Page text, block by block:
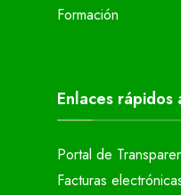
Formación
Enlaces rápidos
Portal de
Facturas